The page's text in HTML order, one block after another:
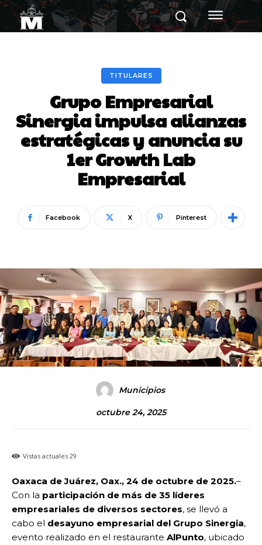
TITULARES
Grupo Empresarial
Sinergia impulsa alianzas
estratégicas y anuncia su
1er Growth Lab
Empresarial
Facebook X Pinterest
Municipios
octubre 24, 2025
Vistas actuales 29
Oaxaca de Juárez, Oax., 24 de octubre de 2025.–
Con la participación de más de 35 líderes
empresariales de diversos sectores, se llevó a
cabo el desayuno empresarial del Grupo Sinergia,
evento realizado en el restaurante AlPunto, ubicado